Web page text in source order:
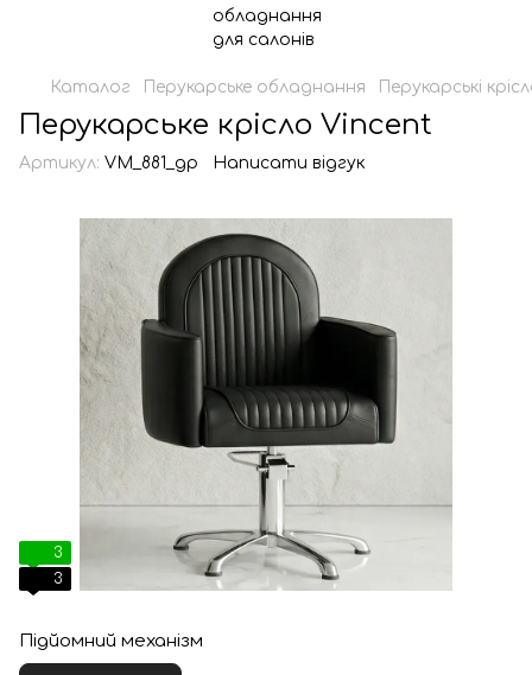
Каталог Перукарське обладнання Перукарські
Перукарське крісло Vincent
Артикул: VM_881_gp Написати відгук
3
3
Підйомний механізм